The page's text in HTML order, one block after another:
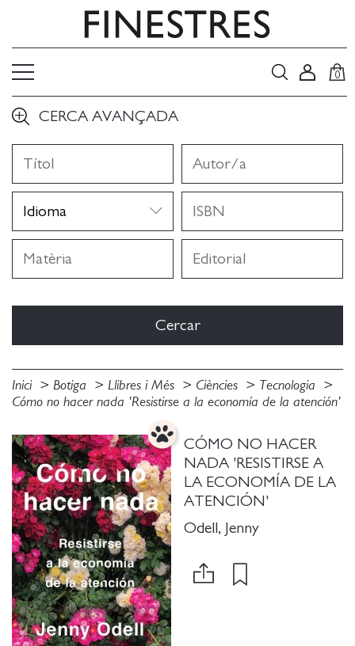
0
CERCA AVANÇADA
Inici Botiga Llibres i Més Ciències
Tecnologia
Cómo no hacer nada 'Resistirse a la economía de la atención'
CÓMO NO HACER
NADA 'RESISTIRSE A
LA ECONOMÍA DE LA
ATENCIÓN'
Odell, Jenny